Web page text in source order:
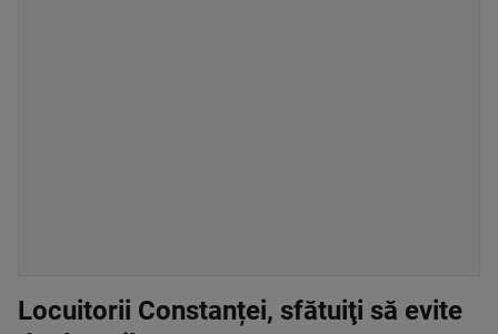
Locuitorii Constanței, sfătuiţi să evite